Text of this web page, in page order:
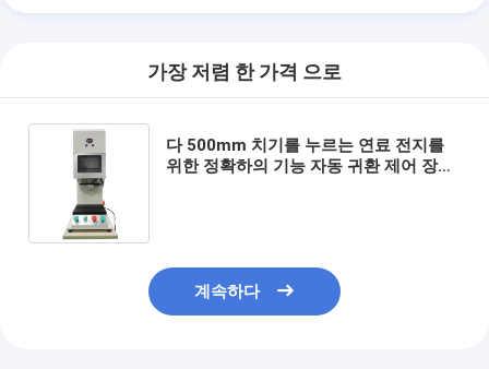
가장 저렴 한 가격 으로
다 500mm 치기를 누르는 연료 전지를
위한 정확하의 기능 자동 귀환 제어 장치
계속하다